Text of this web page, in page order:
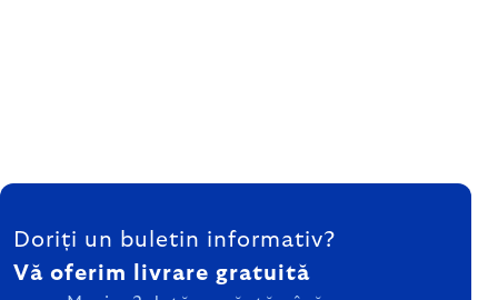
SUBSOL
Doriți un buletin informativ?
Vă oferim livrare gratuită